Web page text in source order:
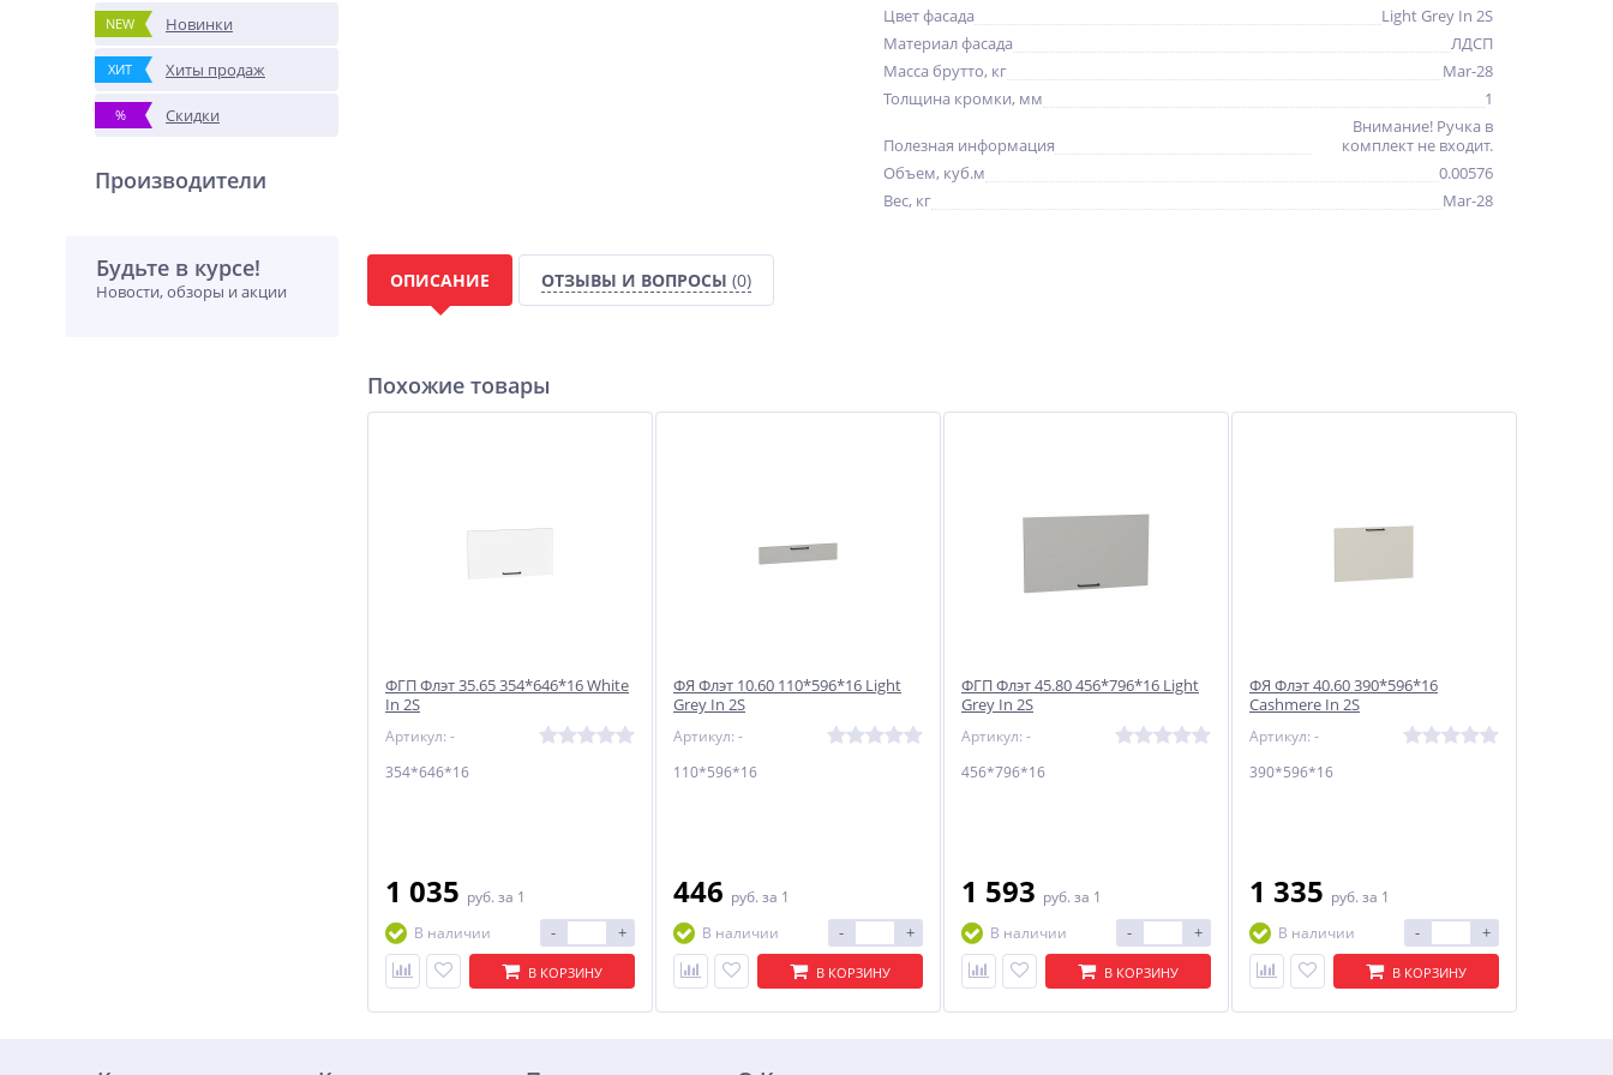
NEW Новинки
ХИТ Хиты продаж
% Скидки
Производители
Будьте в курсе!
Новости, обзоры и акции
Цвет фасада
Light Grey In 2S
Материал фасада
ЛДСП
Масса брутто, кг
Mar-28
Толщина кромки, мм
1
Полезная информация
Внимание! Ручка в
комплект не входит.
Объем, куб.м
0.00576
Вес, кг
Mar-28
ОПИСАНИЕ ОТЗЫВЫ И ВОПРОСЫ (0)
Похожие товары
ФГП Флэт 35.65 354*646*16 White
In 2S
Артикул: -
354*646*16
1 035 руб. за 1
В наличии
- +
В КОРЗИНУ
ФЯ Флэт 10.60 110*596*16 Light
Grey In 2S
Артикул: -
110*596*16
446 руб. за 1
В наличии
- +
В КОРЗИНУ
ФГП Флэт 45.80 456*796*16 Light
Grey In 2S
Артикул: -
456*796*16
1 593 руб. за 1
В наличии
- +
В КОРЗИНУ
ФЯ Флэт 40.60 390*596*16
Cashmere In 2S
Артикул: -
390*596*16
1 335 руб. за 1
В наличии
- +
В КОРЗИНУ